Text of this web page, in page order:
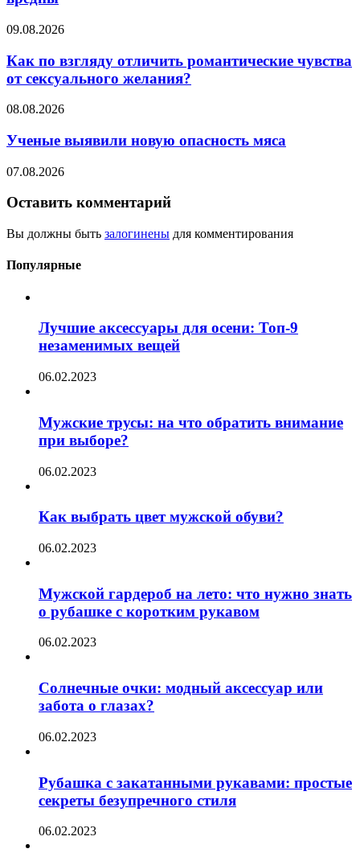
09.08.2026
Как по взгляду отличить романтические чувства
от сексуального желания?
08.08.2026
Ученые выявили новую опасность мяса
07.08.2026
Оставить комментарий
Вы должны быть залогинены для комментирования
Популярные
Лучшие аксессуары для осени: Топ-9
незаменимых вещей
06.02.2023
Мужские трусы: на что обратить внимание
при выборе?
06.02.2023
Как выбрать цвет мужской обуви?
06.02.2023
Мужской гардероб на лето: что нужно знать
о рубашке с коротким рукавом
06.02.2023
Солнечные очки: модный аксессуар или
забота о глазах?
06.02.2023
Рубашка с закатанными рукавами: простые
секреты безупречного стиля
06.02.2023